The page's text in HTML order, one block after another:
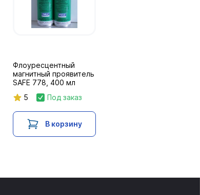
Флоуресцентный
магнитный проявитель
SAFE 778, 400 мл
5
Под заказ
В корзину